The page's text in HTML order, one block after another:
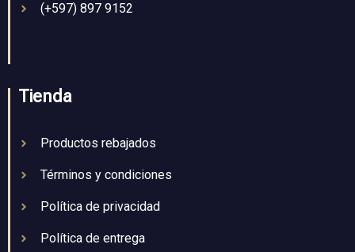
(+597) 897 9152
Tienda
Productos rebajados
Términos y condiciones
Política de privacidad
Política de entrega